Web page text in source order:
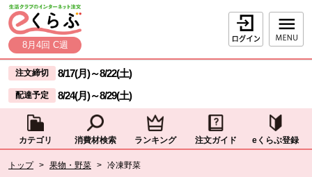
ページの先頭です。
本文へジャンプする。
8月4回 C週
ログイン
ここからサイト内共通メニューです。
サイト内共通メニューをスキップする
注文締切 8/17(月)～8/22(土)
配達予定 8/24(月)～8/29(土)
カテゴリ 消費材検索 ランキング 注文ガイド eくらぶ登録
トップ > 果物・野菜 > 冷凍野菜